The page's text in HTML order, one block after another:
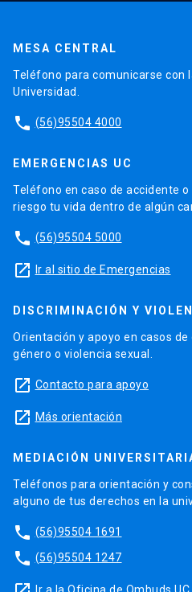
MESA CENTRAL
Teléfono para comunicarse con
Universidad.
phone (56)95504 4000
EMERGENCIAS UC
Teléfono en caso de accidente
riesgo tu vida dentro de algún
phone (56)95504 5000
launch Ir al sitio de Emergencias
DISCRIMINACIÓN Y
Orientación y apoyo en casos
género o violencia sexual.
launch Contacto para apoyo
launch Más orientación
MEDIACIÓN
Teléfonos para orientación y
alguno de tus derechos en la
phone (56)95504 1691
phone (56)95504 1247